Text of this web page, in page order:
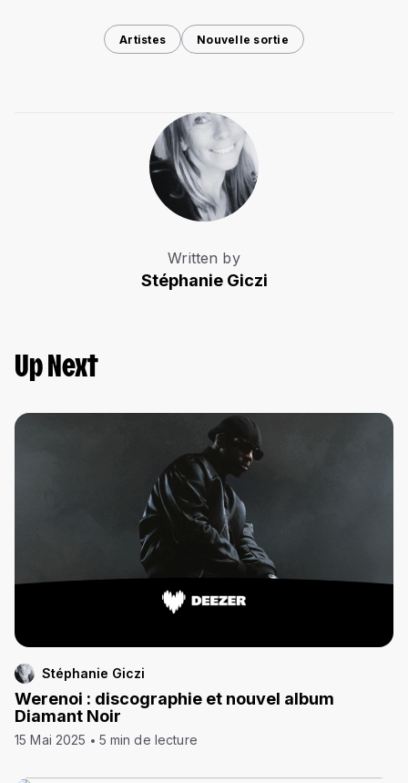
Artistes Nouvelle sortie
Written by
Stéphanie Giczi
Up Next
Stéphanie Giczi
Werenoi : discographie et nouvel album
Diamant Noir
15 Mai 2025 5 min de lecture